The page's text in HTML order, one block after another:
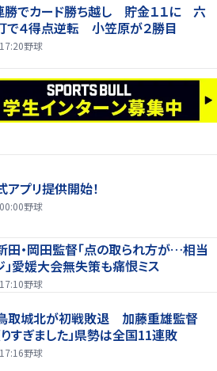
勝でカード勝ち越し 貯金１１に 六
で４得点逆転 小笠原が２勝目
野球
プリ提供開始！
野球
田・岡田監督「点の取られ方が…相当
」愛媛大会無失策も痛恨ミス
野球
鳥取城北が初戦敗退 加藤重雄監督
すぎました」県勢は全国11連敗
野球